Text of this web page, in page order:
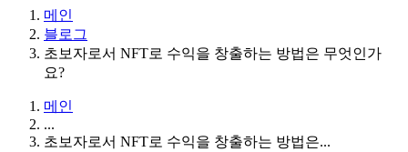
메인
블로그
초보자로서 NFT로 수익을 창출하는 방법은 무엇인가
요?
메인
...
초보자로서 NFT로 수익을 창출하는 방법은...